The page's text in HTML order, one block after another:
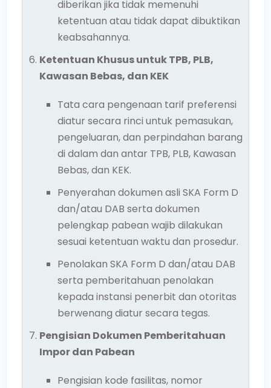
diberikan jika tidak memenuhi
ketentuan atau tidak dapat dibuktikan
keabsahannya.
Ketentuan Khusus untuk TPB, PLB,
Kawasan Bebas, dan KEK
Tata cara pengenaan tarif preferensi
diatur secara rinci untuk pemasukan,
pengeluaran, dan perpindahan barang
di dalam dan antar TPB, PLB, Kawasan
Bebas, dan KEK.
Penyerahan dokumen asli SKA Form D
dan/atau DAB serta dokumen
pelengkap pabean wajib dilakukan
sesuai ketentuan waktu dan prosedur.
Penolakan SKA Form D dan/atau DAB
serta pemberitahuan penolakan
kepada instansi penerbit dan otoritas
berwenang diatur secara tegas.
Pengisian Dokumen Pemberitahuan
Impor dan Pabean
Pengisian kode fasilitas, nomor